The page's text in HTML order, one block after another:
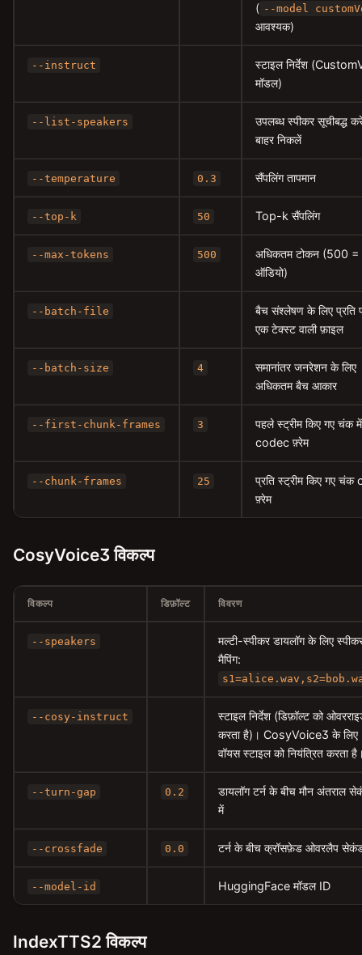
( --model
आवश्यक)
--instruct
स्टाइल निर्देश
मॉडल)
--list-speakers
उपलब्ध स्पीकर सूचीबद्ध
बाहर निकलें
--temperature 0.3 सैंपलिंग तापमान
--top-k 50 Top-k सैंपलिंग
--max-tokens 500
अधिकतम टोकन (500
ऑडियो)
--batch-file
बैच संश्लेषण के लिए प्रति
एक टेक्स्ट वाली फ़ाइल
--batch-size 4
समानांतर जनरेशन के लिए
अधिकतम बैच आकार
--first-chunk-frames 3
पहले स्ट्रीम किए गए चंक में
codec फ़्रेम
--chunk-frames 25
प्रति स्ट्रीम किए गए
फ़्रेम
CosyVoice3 विकल्प
विकल्प डिफ़ॉल्ट विवरण
--speakers
मल्टी-स्पीकर डायलॉग के लिए
मैपिंग:
--cosy-instruct
स्टाइल निर्देश (डिफ़ॉल्ट को
करता है)। CosyVoice3 के लिए
वॉयस स्टाइल को नियंत्रित करता
--turn-gap 0.2
डायलॉग टर्न के बीच मौन अंतराल
में
--crossfade 0.0 टर्न के बीच क्रॉसफ़ेड ओवरलैप
--model-id HuggingFace मॉडल ID
IndexTTS2 विकल्प